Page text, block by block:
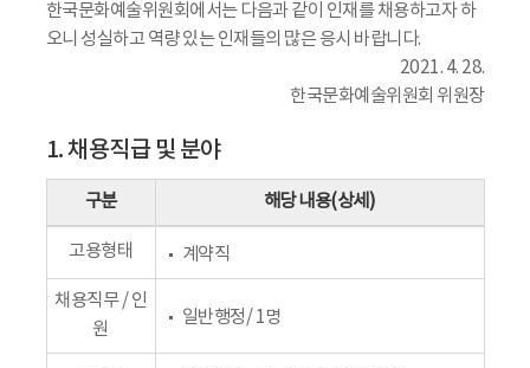
한국문화예술위원회에서는 다음과 같이 인재를 채용하고자 하
오니 성실하고 역량 있는 인재들의 많은 응시 바랍니다.
2021. 4. 28.
한국문화예술위원회 위원장
1. 채용직급 및 분야
구분 해당 내용(상세)
고용형태 계약직
채용직무 / 인
원
일반행정/ 1명